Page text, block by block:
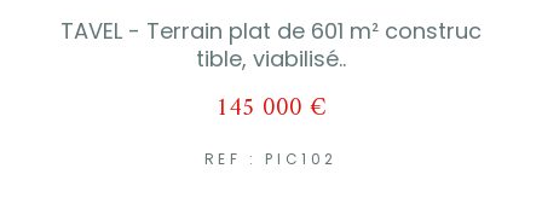
TAVEL - Terrain plat de 601 m² construc
tible, viabilisé..
145 000 €
REF : PIC102